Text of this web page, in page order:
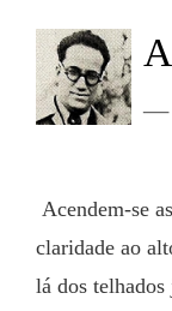
claridade ao
lá dos